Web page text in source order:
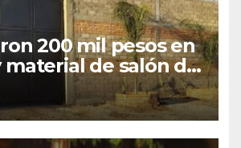
200 mil pesos en
material de salón de
Pintores